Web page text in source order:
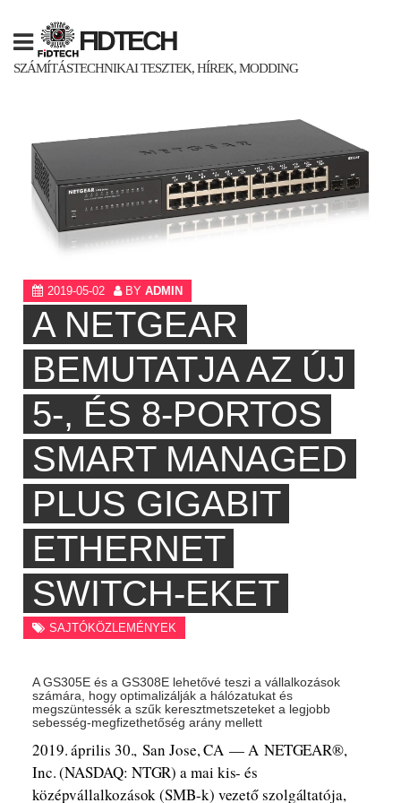
content
FIDTECH
SZÁMÍTÁSTECHNIKAI TESZTEK, HÍREK, MODDING
2019-05-02 BY ADMIN
A NETGEAR
BEMUTATJA AZ ÚJ
5-, ÉS 8-PORTOS
SMART MANAGED
PLUS GIGABIT
ETHERNET
SWITCH-EKET
SAJTÓKÖZLEMÉNYEK
A GS305E és a GS308E lehetővé teszi a vállalkozások
számára, hogy optimalizálják a hálózatukat és
megszüntessék a szűk keresztmetszeteket a legjobb
sebesség-megfizethetőség arány mellett
2019. április 30., San Jose, CA — A NETGEAR®,
Inc. (NASDAQ: NTGR) a mai kis- és
középvállalkozások (SMB-k) vezető szolgáltatója,